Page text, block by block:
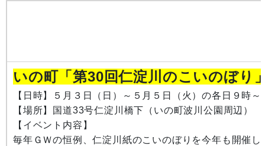
いの町「第30回仁淀川のこいのぼり
【日時】５月３日（日）～５月５日（火）の各日９時～
【場所】国道33号仁淀川橋下（いの町波川公園周辺）
【イベント内容】
毎年ＧＷの恒例、仁淀川紙のこいのぼりを今年も開催し